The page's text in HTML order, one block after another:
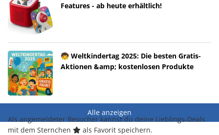
Features - ab heute erhältlich!
🧒 Weltkindertag 2025: Die besten Gratis-
Aktionen &amp; kostenlosen Produkte
Alle anzeigen
Als angemeldeter Besucher kannst du deine Lieblings-Deals
mit dem Sternchen
als Favorit speichern.